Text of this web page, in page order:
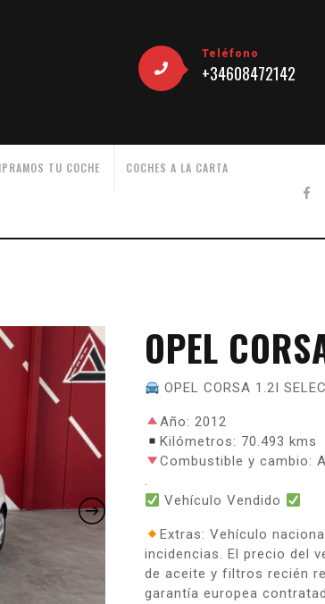
Teléfono
+34608472142
TU COCHE COCHES A LA CARTA
OPEL
OPEL CORSA 1.2I
Año: 2012
Kilómetros: 70.493 kms
Combustible y cambio:
.
Vehículo Vendido
Extras: Vehículo
incidencias. El precio del
de aceite y filtros recién
garantía europea